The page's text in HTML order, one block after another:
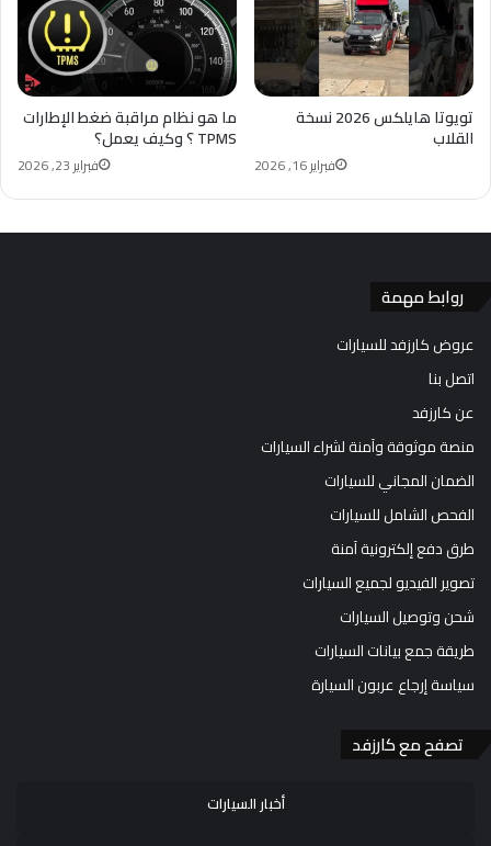
ما هو نظام مراقبة ضغط الإطارات
TPMS ؟ وكيف يعمل؟
فبراير 23, 2026
تويوتا هايلكس 2026 نسخة
القلاب
فبراير 16, 2026
روابط مهمة
عروض كارزفد للسيارات
اتصل بنا
عن كارزفد
منصة موثوقة وآمنة لشراء السيارات
الضمان المجاني للسيارات
الفحص الشامل للسيارات
طرق دفع إلكترونية آمنة
تصوير الفيديو لجميع السيارات
شحن وتوصيل السيارات
طريقة جمع بيانات السيارات
سياسة إرجاع عربون السيارة
تصفح مع كارزفد
أخبار السيارات